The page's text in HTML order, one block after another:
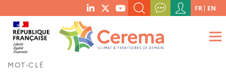
menu
social
links
RECHERCHER UN MOT-CLÉ, UNE PUBLICATION, ETC.
QUE RECHERCHEZ-VOUS ?
Menu
du
compte
de
FR EN
MOT-CLÉ